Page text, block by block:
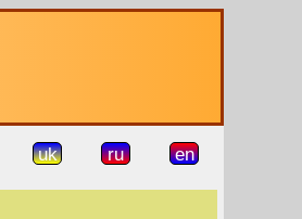
uk ru en